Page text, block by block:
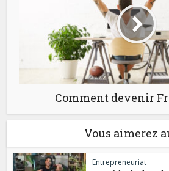
Comment devenir
Vous aimerez
Entrepreneuriat